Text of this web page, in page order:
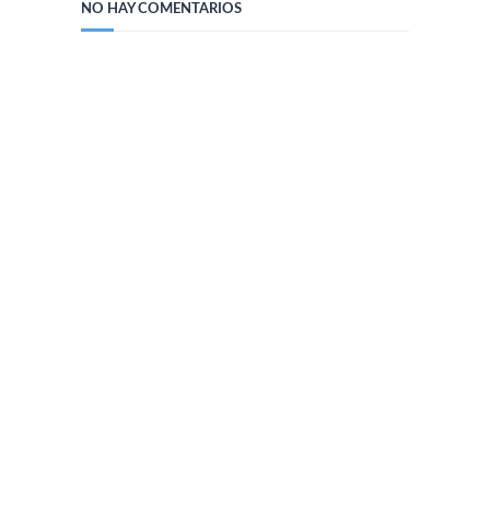
NO HAY COMENTARIOS